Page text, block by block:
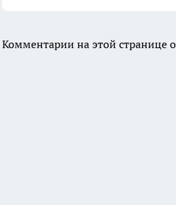
Комментарии на этой странице